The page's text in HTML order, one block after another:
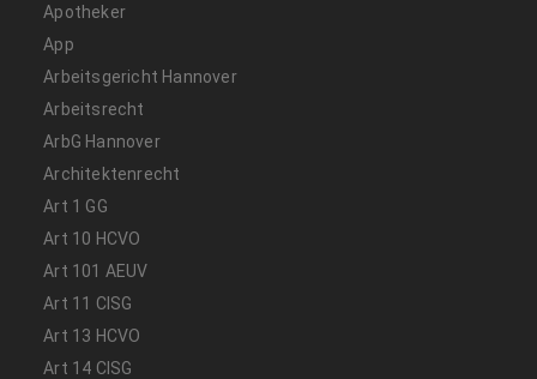
Apotheker
App
Arbeitsgericht Hannover
Arbeitsrecht
ArbG Hannover
Architektenrecht
Art 1 GG
Art 10 HCVO
Art 101 AEUV
Art 11 CISG
Art 13 HCVO
Art 14 CISG